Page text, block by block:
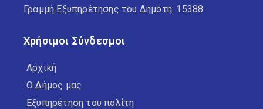
Γραμμή Εξυπηρέτησης του Δημότη: 15388
Χρήσιμοι Σύνδεσμοι
Αρχική
Ο Δήμος μας
Εξυπηρέτηση του πολίτη